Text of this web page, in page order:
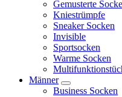
Gemusterte
Kniestrümpfe
Sneaker Socken
Invisible
Sportsocken
Warme Socken
Männer
Business Socken